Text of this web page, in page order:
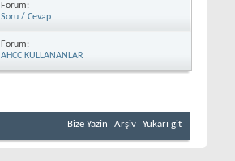
Forum:
Soru / Cevap
Forum:
AHCC KULLANANLAR
Bize Yazin Arşiv Yukarı git